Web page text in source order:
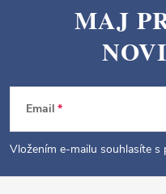
p
e
MAJ
Email
Vložením e-mailu souhlasíte s